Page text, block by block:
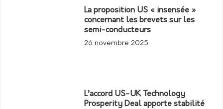
La proposition US « insensée »
concernant les brevets sur les
semi-conducteurs
26 novembre 2025
L’accord US-UK Technology
Prosperity Deal apporte stabilité